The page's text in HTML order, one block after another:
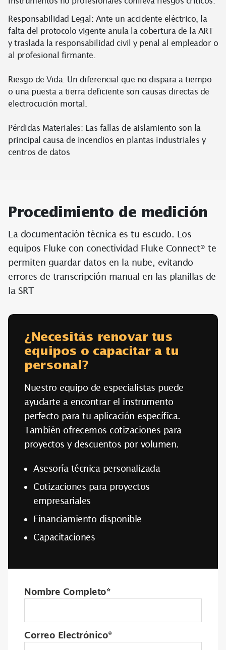
Responsabilidad Legal: Ante un accidente eléctrico, la
falta del protocolo vigente anula la cobertura de la ART
y traslada la responsabilidad civil y penal al empleador o
al profesional firmante.
Riesgo de Vida: Un diferencial que no dispara a tiempo
o una puesta a tierra deficiente son causas directas de
electrocución mortal.
Pérdidas Materiales: Las fallas de aislamiento son la
principal causa de incendios en plantas industriales y
centros de datos
Procedimiento de medición
La documentación técnica es tu escudo. Los
equipos Fluke con conectividad Fluke Connect® te
permiten guardar datos en la nube, evitando
errores de transcripción manual en las planillas de
la SRT
¿Necesitás renovar tus
equipos o capacitar a tu
personal?
Nuestro equipo de especialistas puede
ayudarte a encontrar el instrumento
perfecto para tu aplicación específica.
También ofrecemos cotizaciones para
proyectos y descuentos por volumen.
Asesoría técnica personalizada
Cotizaciones para proyectos
empresariales
Financiamiento disponible
Capacitaciones
Nombre Completo*
Correo Electrónico*